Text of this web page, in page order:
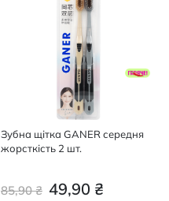
Зубна щітка GANER середня
жорсткість 2 шт.
49,90 ₴
85,90 ₴